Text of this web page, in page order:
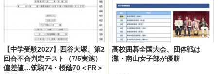
【中学受験2027】四谷大塚、第2
回合不合判定テスト（7/5実施）
偏差値…筑駒74・桜蔭70＜PR＞
高校囲碁全国大会、団体戦は
灘・南山女子部が優勝